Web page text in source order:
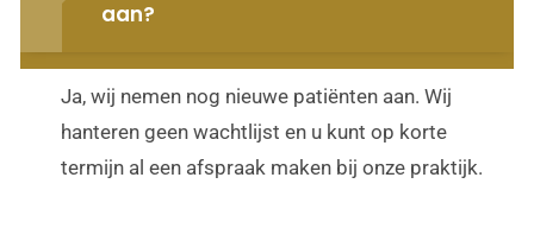
aan?
Ja, wij nemen nog nieuwe patiënten aan. Wij
hanteren geen wachtlijst en u kunt op korte
termijn al een afspraak maken bij onze praktijk.